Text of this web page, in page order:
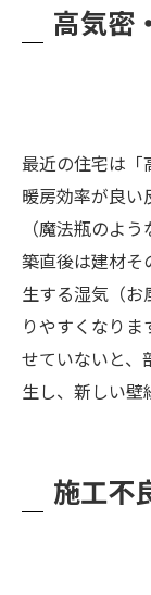
高気密
最近の住宅は「
暖房効率が良
（魔法瓶のよ
築直後は建材そ
生する湿気（お
りやすくなり
せていないと、
生し、新しい壁
施工不